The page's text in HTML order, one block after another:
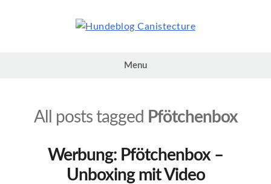
Menu
All posts tagged Pfötchenbox
Werbung: Pfötchenbox –
Unboxing mit Video